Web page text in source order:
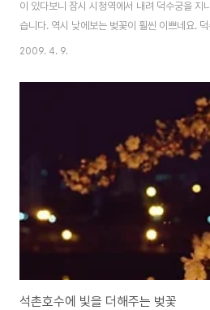
이 있다보니 잠시 시청역에서 내려 덕수궁을 지
습니다. 역시 낮에보는 벚꽃이 훨씬 이쁘네요.
활짝 피어 있었습니다. 연인들도 있었고, 그리고
도 대신 찍어주기도 했습니다. 나무 가지에도
길에 보아오던 석촌호수 벚꽃보다 더 이쁘던걸
런가봅니다. 덕수궁 석조전 앞에 피어있는 벚
나름 또 다른 느낌을 전해줍니다. 날씨가 더운
는 분들도 보였고.. 한낮에도 이렇게 사람..
2009. 4. 9.
석촌호수에 빛을 더해주는 벚꽃